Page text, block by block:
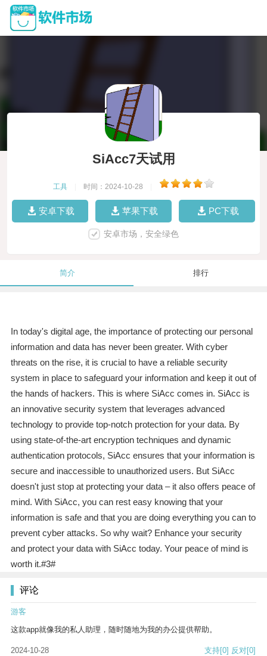
SiAcc7天试用
工具 时间：2024-10-28
安卓下载 苹果下载 PC下载
安卓市场，安全绿色
简介 排行
In today's digital age, the importance of protecting our personal
information and data has never been greater. With cyber
threats on the rise, it is crucial to have a reliable security
system in place to safeguard your information and keep it out of
the hands of hackers. This is where SiAcc comes in. SiAcc is
an innovative security system that leverages advanced
technology to provide top-notch protection for your data. By
using state-of-the-art encryption techniques and dynamic
authentication protocols, SiAcc ensures that your information is
secure and inaccessible to unauthorized users. But SiAcc
doesn't just stop at protecting your data – it also offers peace of
mind. With SiAcc, you can rest easy knowing that your
information is safe and that you are doing everything you can to
prevent cyber attacks. So why wait? Enhance your security
and protect your data with SiAcc today. Your peace of mind is
worth it.#3#
评论
游客
这款app就像我的私人助理，随时随地为我的办公提供帮助。
2024-10-28 支持[0] 反对[0]